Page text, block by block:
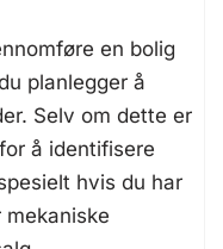
en bolig
planlegger å
Selv om dette er
å identifisere
hvis du har